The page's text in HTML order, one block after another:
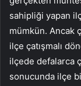
sahipliği yapan
mümkün. Ancak
ilçe çatışmalı
ilçede defalarca
sonucunda ilçe